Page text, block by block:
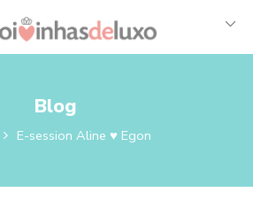
Blog
E-session Aline ♥ Egon